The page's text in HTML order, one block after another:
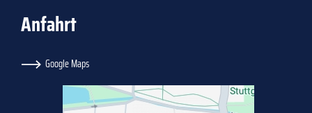
Anfahrt
Google Maps